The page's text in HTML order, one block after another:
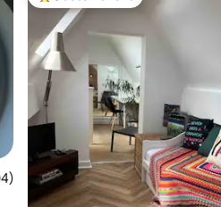
Bewertung: 4,98 von 5,
Beliebter Gäste-Favorit.